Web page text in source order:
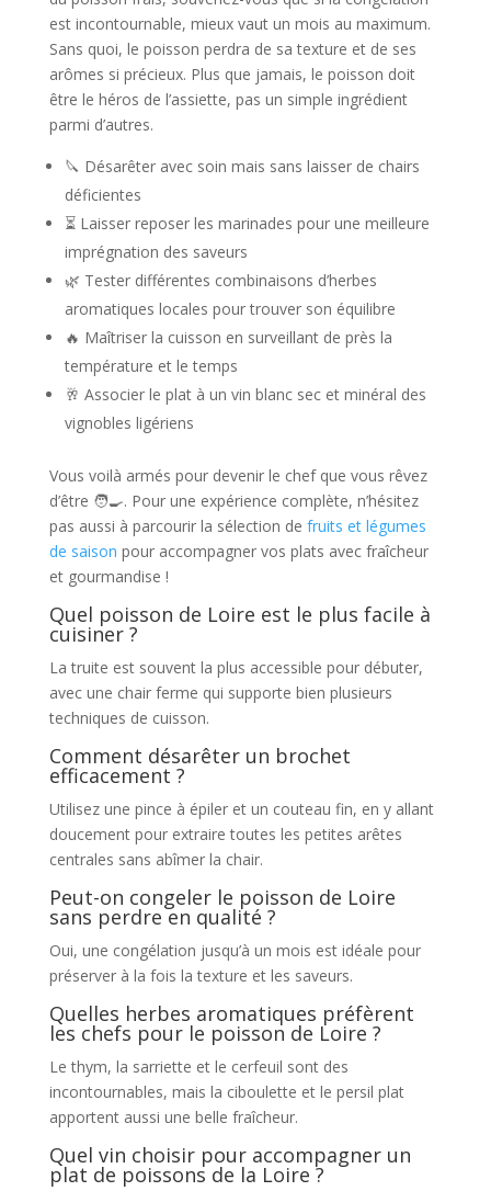
est incontournable, mieux vaut un mois au maximum.
Sans quoi, le poisson perdra de sa texture et de ses
arômes si précieux. Plus que jamais, le poisson doit
être le héros de l’assiette, pas un simple ingrédient
parmi d’autres.
🔪 Désarêter avec soin mais sans laisser de chairs
déficientes
⏳ Laisser reposer les marinades pour une meilleure
imprégnation des saveurs
🌿 Tester différentes combinaisons d’herbes
aromatiques locales pour trouver son équilibre
🔥 Maîtriser la cuisson en surveillant de près la
température et le temps
🥂 Associer le plat à un vin blanc sec et minéral des
vignobles ligériens
Vous voilà armés pour devenir le chef que vous rêvez
d’être 🧑‍🍳. Pour une expérience complète, n’hésitez
pas aussi à parcourir la sélection de fruits et légumes
de saison pour accompagner vos plats avec fraîcheur
et gourmandise !
Quel poisson de Loire est le plus facile à
cuisiner ?
La truite est souvent la plus accessible pour débuter,
avec une chair ferme qui supporte bien plusieurs
techniques de cuisson.
Comment désarêter un brochet
efficacement ?
Utilisez une pince à épiler et un couteau fin, en y allant
doucement pour extraire toutes les petites arêtes
centrales sans abîmer la chair.
Peut-on congeler le poisson de Loire
sans perdre en qualité ?
Oui, une congélation jusqu’à un mois est idéale pour
préserver à la fois la texture et les saveurs.
Quelles herbes aromatiques préfèrent
les chefs pour le poisson de Loire ?
Le thym, la sarriette et le cerfeuil sont des
incontournables, mais la ciboulette et le persil plat
apportent aussi une belle fraîcheur.
Quel vin choisir pour accompagner un
plat de poissons de la Loire ?